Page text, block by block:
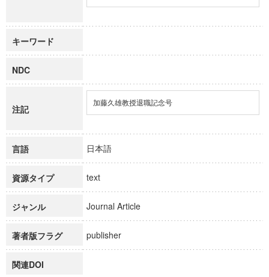
キーワード
NDC
注記
加藤久雄教授退職記念号
言語 日本語
資源タイプ text
ジャンル Journal Article
著者版フラグ publisher
関連DOI